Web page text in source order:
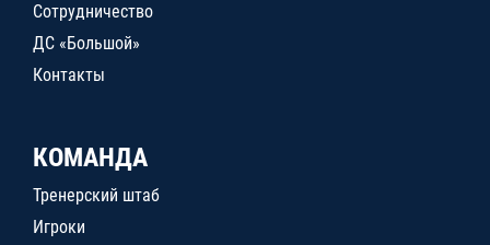
Сотрудничество
ДС «Большой»
Контакты
КОМАНДА
Тренерский штаб
Игроки